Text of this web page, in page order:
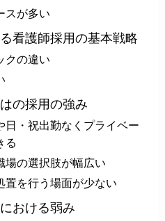
スが多い
看護師採用の基本戦略
クの違い
の採用の強み
日・祝出勤なくプライベー
る
場の選択肢が幅広い
置を行う場面が少ない
おける弱み